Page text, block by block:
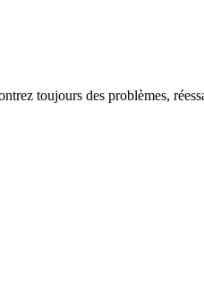
toujours des problèmes,